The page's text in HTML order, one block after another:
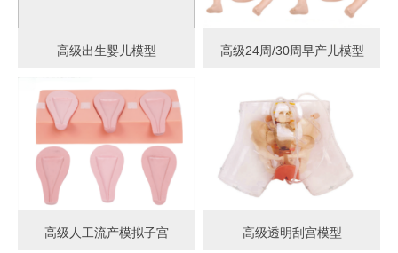
高级出生婴儿模型 高级24周/30周早产儿模型
高级人工流产模拟子宫 高级透明刮宫模型